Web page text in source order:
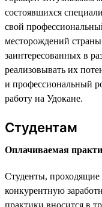
состоявшихся
свой
месторождений
заинтересованных в
реализовывать их
и профессиональный
работу на Удокане.
Студентам
Оплачиваемая
Студенты, проходящие
конкурентную